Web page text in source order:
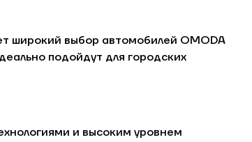
широкий выбор автомобилей OMODA
подойдут для городских
и высоким уровнем